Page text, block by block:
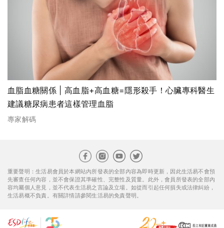
血脂血糖關係 | 高血脂+高血糖=隱形殺手！心臟專科醫生
建議糖尿病患者這樣管理血脂
專家解碼
重要聲明：生活易會員於本網站內所發表的全部內容為即時更新，因此生活易不會預
先審查任何內容，並不會保證其準確性、完整性及質量。此外，會員所發表的全部內
容均屬個人意見，並不代表生活易之言論及立場。如從而引起任何損失或法律糾紛，
生活易概不負責。有關詳情請參閱生活易的免責聲明。